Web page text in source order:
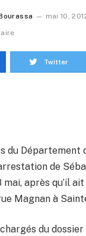
mai 10,
Twitter
du Département
de
après qu’il
Magnan à
du